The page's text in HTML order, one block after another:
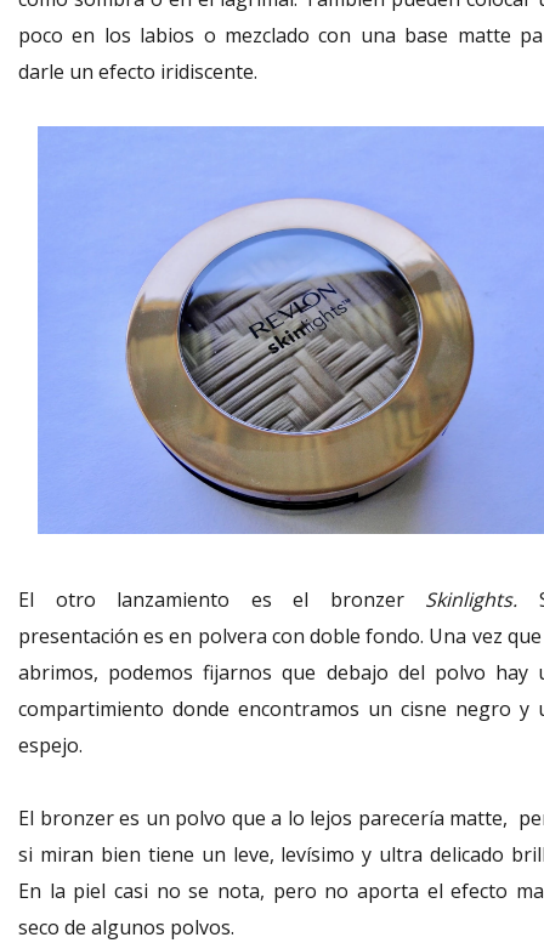
poco en los labios o mezclado con una base matte
darle un efecto iridiscente.
El otro lanzamiento es el bronzer Skinlights.
presentación es en polvera con doble fondo. Una vez
abrimos, podemos fijarnos que debajo del polvo hay
compartimiento donde encontramos un cisne negro y
espejo.
El bronzer es un polvo que a lo lejos parecería matte,
si miran bien tiene un leve, levísimo y ultra delicado
En la piel casi no se nota, pero no aporta el efecto
seco de algunos polvos.